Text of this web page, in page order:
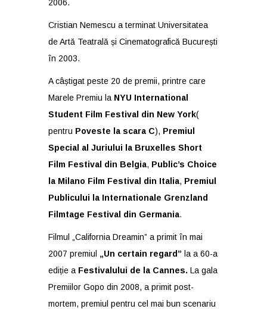
2006.
Cristian Nemescu a terminat Universitatea
de Artă Teatrală și Cinematografică București
în 2003.
A câștigat peste 20 de premii, printre care
Marele Premiu la NYU International
Student Film Festival din New York(
pentru Poveste la scara C), Premiul
Special al Juriului la Bruxelles Short
Film Festival din Belgia, Public’s Choice
la Milano Film Festival din Italia, Premiul
Publicului la Internationale Grenzland
Filmtage Festival din Germania.
Filmul „California Dreamin” a primit în mai
2007 premiul „Un certain regard” la a 60-a
ediție a Festivalului de la Cannes. La gala
Premiilor Gopo din 2008, a primit post-
mortem, premiul pentru cel mai bun scenariu